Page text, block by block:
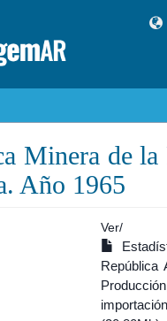
Minera de la
Año 1965
Ver/
República